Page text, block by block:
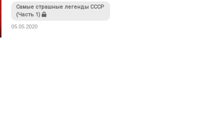
Самые страшные легенды СССР
(Часть 1)
05.05.2020